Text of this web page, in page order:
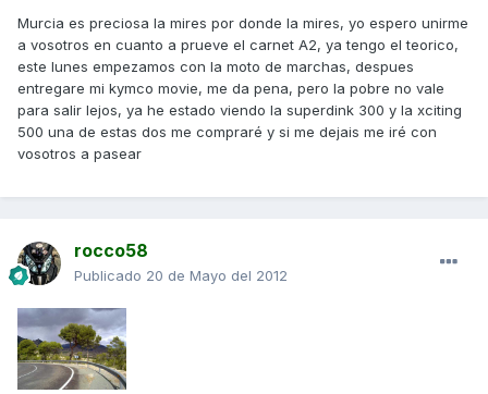
Murcia es preciosa la mires por donde la mires, yo espero unirme
a vosotros en cuanto a prueve el carnet A2, ya tengo el teorico,
este lunes empezamos con la moto de marchas, despues
entregare mi kymco movie, me da pena, pero la pobre no vale
para salir lejos, ya he estado viendo la superdink 300 y la xciting
500 una de estas dos me compraré y si me dejais me iré con
vosotros a pasear
rocco58
Publicado 20 de Mayo del 2012